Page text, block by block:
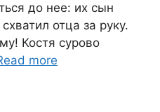
до нее: их сын
отца за руку.
Костя сурово
more